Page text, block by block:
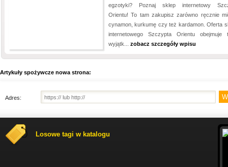
egzotyki? Poznaj sklep internetowy
Orientu! To tam zakupisz zarówno ręcznie
cynamon, kurkumę czy też kardamon. Oferta
internetowego Szczypta Orientu obejmuje
wyjątk... zobacz szczegóły wpisu
Artykuły spożywcze nowa strona:
Adres:
Losowe tagi w katalogu